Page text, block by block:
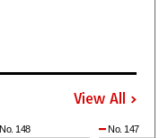
View All
148 No. 147